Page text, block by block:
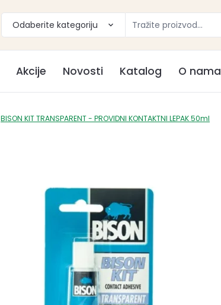
Odaberite kategoriju
Akcije Novosti Katalog O nama
BISON KIT TRANSPARENT - PROVIDNI KONTAKTNI LEPAK 50ml